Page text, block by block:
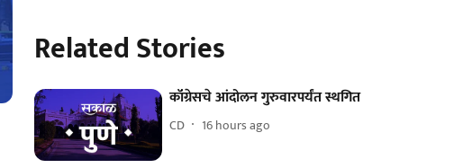
Related Stories
कॉंग्रेसचे आंदोलन गुरुवारपर्यंत स्थगित
CD 16 hours ago